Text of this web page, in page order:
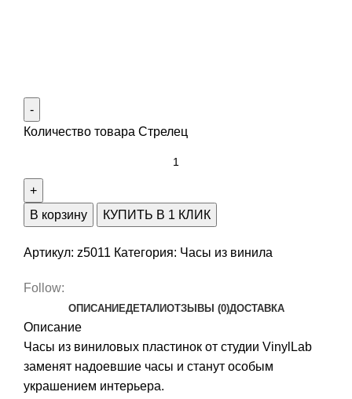
Количество товара Стрелец
В корзину КУПИТЬ В 1 КЛИК
Артикул: z5011 Категория: Часы из винила
Follow:
ОПИСАНИЕДЕТАЛИОТЗЫВЫ (0)ДОСТАВКА
Описание
Часы из виниловых пластинок от студии VinylLab
заменят надоевшие часы и станут особым
украшением интерьера.